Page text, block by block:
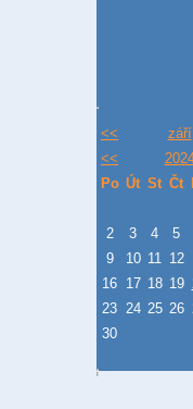
<< září
<<
Po Út St Čt
2
3 4 5
9
10 11 12
16 17 18 19
23 24 25 26
30